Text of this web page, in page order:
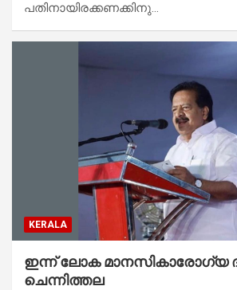
പതിനായിരക്കണക്കിനു…
KERALA
ഇന്ന് ലോക മാനസികാരോഗ്യ
ചെന്നിത്തല